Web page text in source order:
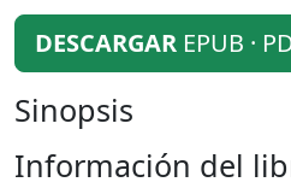
DESCARGAR EPUB ·
Sinopsis
Información del